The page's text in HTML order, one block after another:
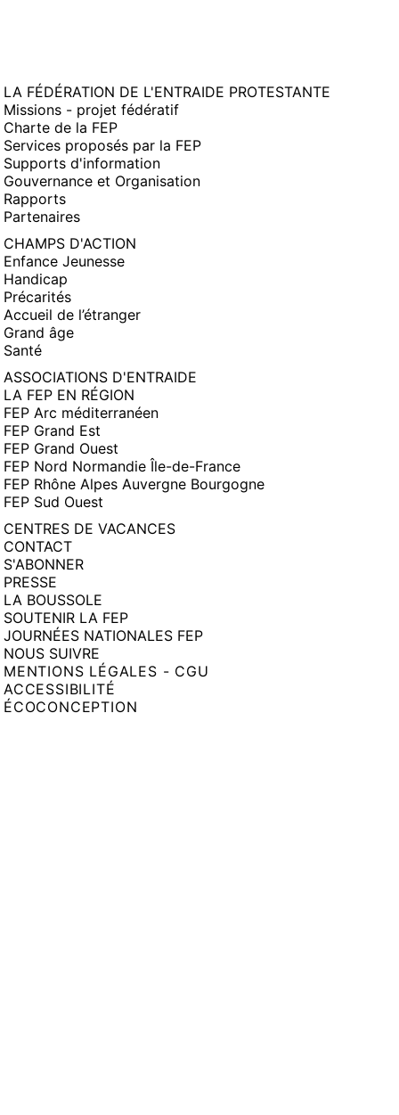
LA FÉDÉRATION DE L'ENTRAIDE PROTESTANTE
Missions - projet fédératif
Charte de la FEP
Services proposés par la FEP
Supports d'information
Gouvernance et Organisation
Rapports
Partenaires
CHAMPS D'ACTION
Enfance Jeunesse
Handicap
Précarités
Accueil de l’étranger
Grand âge
Santé
ASSOCIATIONS D'ENTRAIDE
LA FEP EN RÉGION
FEP Arc méditerranéen
FEP Grand Est
FEP Grand Ouest
FEP Nord Normandie Île-de-France
FEP Rhône Alpes Auvergne Bourgogne
FEP Sud Ouest
CENTRES DE VACANCES
CONTACT
S'ABONNER
PRESSE
LA BOUSSOLE
SOUTENIR LA FEP
JOURNÉES NATIONALES FEP
NOUS SUIVRE
MENTIONS LÉGALES - CGU
ACCESSIBILITÉ
ÉCOCONCEPTION